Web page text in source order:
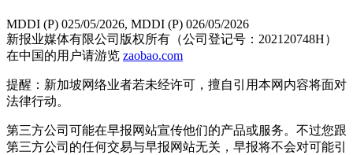
MDDI (P) 025/05/2026, MDDI (P) 026/05/2026
新报业媒体有限公司版权所有（公司登记号：202120748H）
在中国的用户请游览 zaobao.com
提醒：新加坡网络业者若未经许可，擅自引用本网内容将面对
法律行动。
第三方公司可能在早报网站宣传他们的产品或服务。不过您跟
第三方公司的任何交易与早报网站无关，早报将不会对可能引